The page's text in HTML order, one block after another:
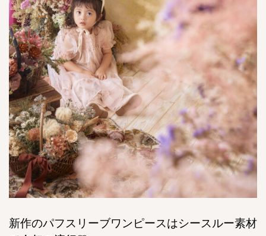
新作のパフスリーブワンピースはシースルー素材